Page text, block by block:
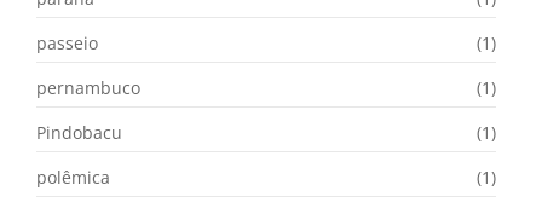
passeio
(1)
pernambuco
(1)
Pindobacu
(1)
polêmica
(1)